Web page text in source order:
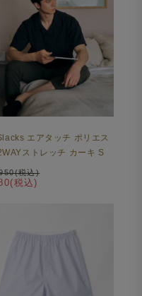
エアタッチ ポリエス
ストレッチ カーキ S
税込)
税込)